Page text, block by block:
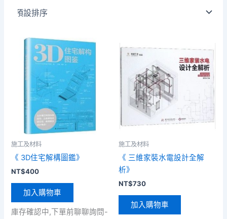
施工及材料
《 3D住宅解構圖鑑》
NT$400
加入購物車
庫存確認中,下單前聊聊詢問-
施工及材料
《 三維家裝水電設計全解
析》
NT$730
加入購物車